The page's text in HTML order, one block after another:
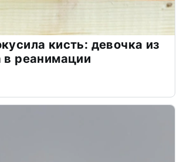
кисть: девочка из
в реанимации